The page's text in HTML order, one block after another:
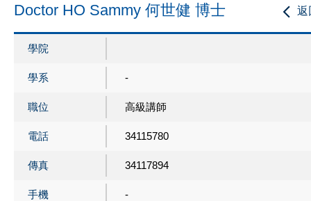
返
Doctor HO Sammy 何世健 博士
學院
學系 -
職位 高級講師
電話 34115780
傳真 34117894
手機 -